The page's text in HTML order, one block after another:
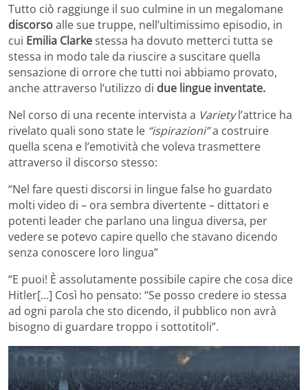
Tutto ciò raggiunge il suo culmine in un megalomane
discorsoalle sue truppe, nell’ultimissimo episodio, in
cui Emilia Clarkestessa ha dovuto metterci tutta se
stessa in modo tale da riuscire a suscitare quella
sensazione di orrore che tutti noi abbiamo provato,
anche attraverso l’utilizzo di due lingue inventate.
Nel corso di una recente intervista a Varietyl’attrice ha
rivelato quali sono state le “ispirazioni”a costruire
quella scena e l’emotività che voleva trasmettere
attraverso il discorso stesso:
“Nel fare questi discorsi in lingue false ho guardato
molti video di – ora sembra divertente – dittatori e
potenti leader che parlano una lingua diversa, per
vedere se potevo capire quello che stavano dicendo
senza conoscere loro lingua”
“E puoi! È assolutamente possibile capire che cosa dice
Hitler[…] Così ho pensato: “Se posso credere io stessa
ad ogni parola che sto dicendo, il pubblico non avrà
bisogno di guardare troppo i sottotitoli”.